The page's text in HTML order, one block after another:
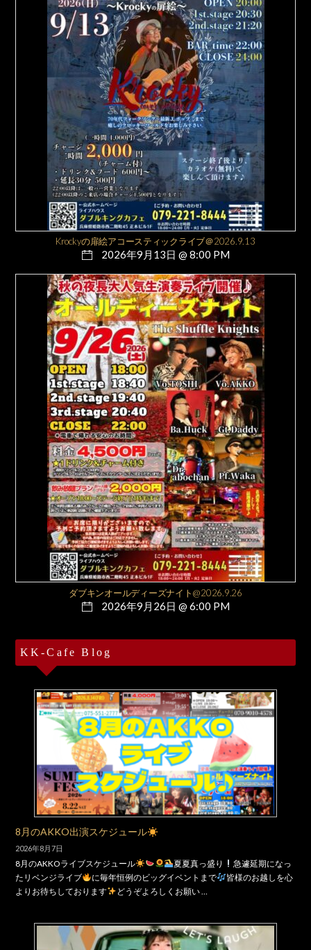
Krockyの扉絵アコースティックライブ＠2026.9.13
2026年9月13日 @ 8:00 PM
ダブキンオールディーズナイト@2026.9.26
2026年9月26日 @ 6:00 PM
KK-Cafe Blog
8月のAKKO出演スケジュール
2026年8月7日
8月のAKKOライブスケジュール 夏夏真っ盛り
急遽延期になっ
たリベンジライブ
に毎年恒例のビッグイベントまで
皆様のお越しを心
よりお待ちしております
どうぞよろしくお願い …